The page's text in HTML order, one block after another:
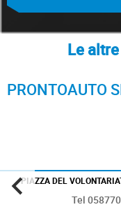
Le
PRONTOAUTO
PIAZZA DEL
Tel